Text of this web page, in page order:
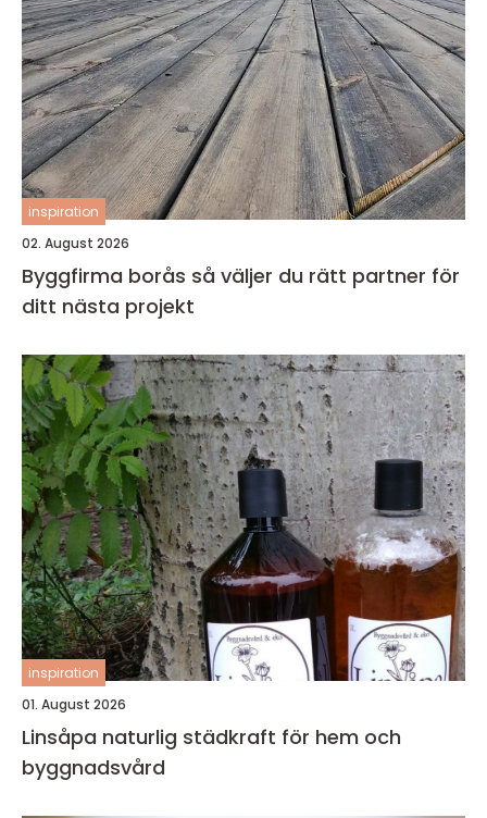
inspiration
02. August 2026
Byggfirma borås så väljer du rätt partner för
ditt nästa projekt
inspiration
01. August 2026
Linsåpa naturlig städkraft för hem och
byggnadsvård